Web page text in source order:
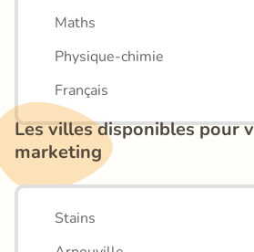
Maths
Physique-chimie
Français
Les villes disponibles pour
marketing
Stains